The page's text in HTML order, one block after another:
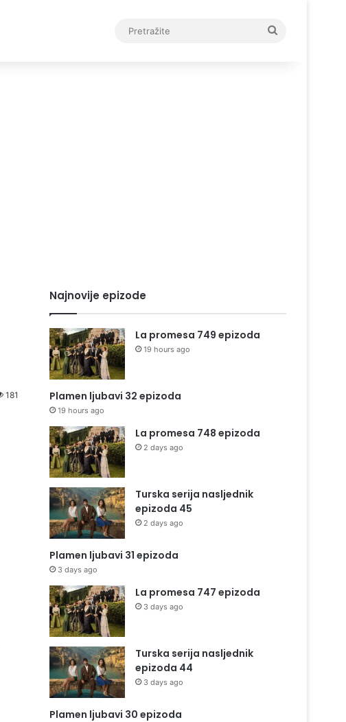
181
Najnovije epizode
La promesa 749 epizoda
19 hours ago
Plamen ljubavi 32 epizoda
19 hours ago
La promesa 748 epizoda
2 days ago
Turska serija nasljednik
epizoda 45
2 days ago
Plamen ljubavi 31 epizoda
3 days ago
La promesa 747 epizoda
3 days ago
Turska serija nasljednik
epizoda 44
3 days ago
Plamen ljubavi 30 epizoda